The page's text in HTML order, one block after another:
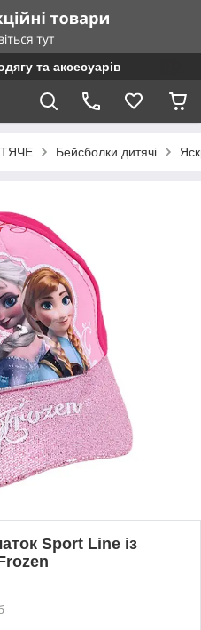
та аксесуарів
Бейсболки дитячі
Sport Line із